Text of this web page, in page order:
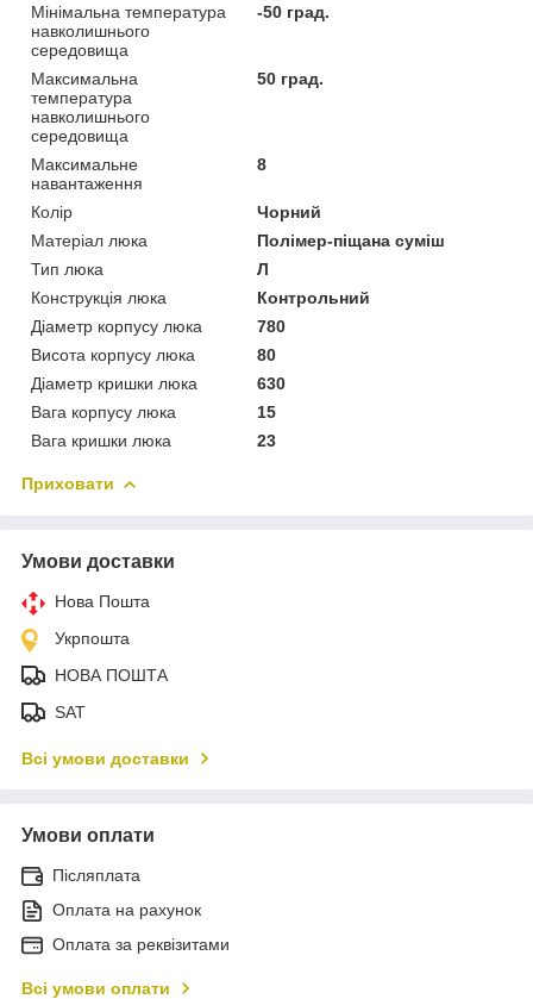
Мінімальна температура
навколишнього
середовища
-50 град.
Максимальна
температура
навколишнього
середовища
50 град.
Максимальне
навантаження
8
Колір
Чорний
Матеріал люка
Полімер-піщана суміш
Тип люка
Л
Конструкція люка
Контрольний
Діаметр корпусу люка
780
Висота корпусу люка
80
Діаметр кришки люка
630
Вага корпусу люка
15
Вага кришки люка
23
Приховати
Умови доставки
Нова Пошта
Укрпошта
НОВА ПОШТА
SAT
Всі умови доставки
Умови оплати
Післяплата
Оплата на рахунок
Оплата за реквізитами
Всі умови оплати